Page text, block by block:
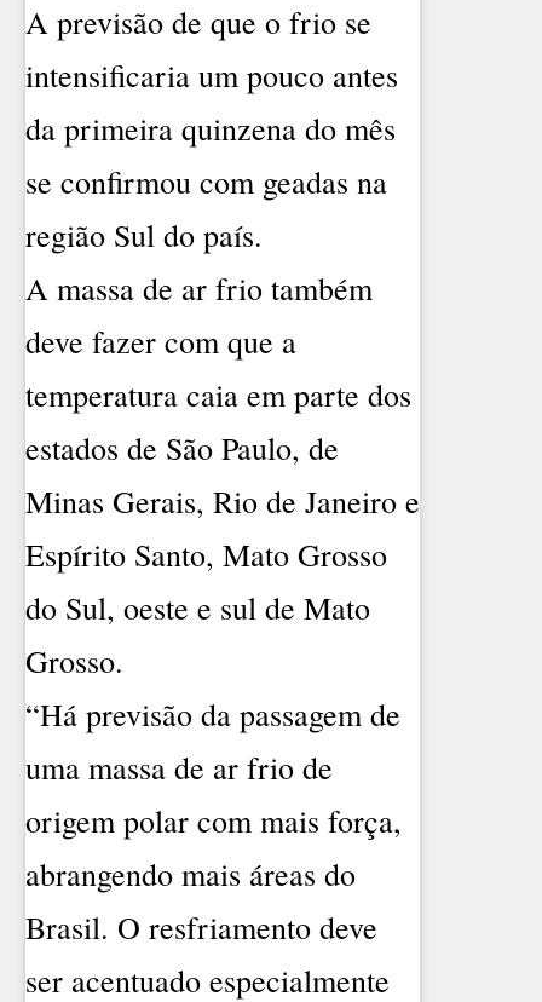
A previsão de que o frio se
intensificaria um pouco antes
da primeira quinzena do mês
se confirmou com geadas na
região Sul do país.
A massa de ar frio também
deve fazer com que a
temperatura caia em parte dos
estados de São Paulo, de
Minas Gerais, Rio de Janeiro e
Espírito Santo, Mato Grosso
do Sul, oeste e sul de Mato
Grosso.
“Há previsão da passagem de
uma massa de ar frio de
origem polar com mais força,
abrangendo mais áreas do
Brasil. O resfriamento deve
ser acentuado especialmente